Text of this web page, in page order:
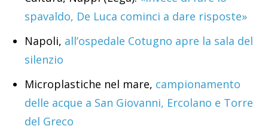
spavaldo, De Luca cominci a dare risposte»
Napoli, all’ospedale Cotugno apre la sala del
silenzio
Microplastiche nel mare, campionamento
delle acque a San Giovanni, Ercolano e Torre
del Greco